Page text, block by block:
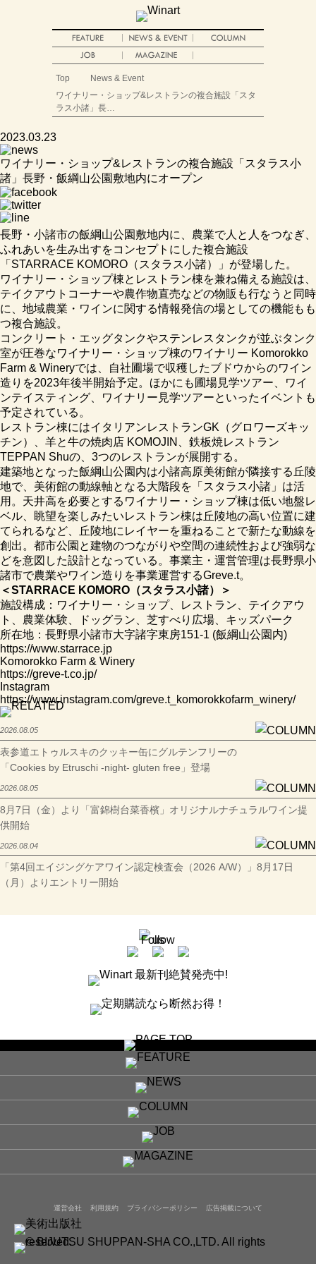
Top
News & Event
ワイナリー・ショップ&レストランの複合施設「スタ
ラス小諸」長…
2023.03.23
ワイナリー・ショップ&レストランの複合施設「スタラス小
諸」長野・飯綱山公園敷地内にオープン
長野・小諸市の飯綱山公園敷地内に、農業で人と人をつなぎ、
ふれあいを生み出すをコンセプトにした複合施設
「STARRACE KOMORO（スタラス小諸）」が登場した。
ワイナリー・ショップ棟とレストラン棟を兼ね備える施設は、
テイクアウトコーナーや農作物直売などの物販も行なうと同時
に、地域農業・ワインに関する情報発信の場としての機能もも
つ複合施設。
コンクリート・エッグタンクやステンレスタンクが並ぶタンク
室が圧巻なワイナリー・ショップ棟のワイナリー Komorokko
Farm & Wineryでは、自社圃場で収穫したブドウからのワイン
造りを2023年後半開始予定。ほかにも圃場見学ツアー、ワイ
ンテイスティング、ワイナリー見学ツアーといったイベントも
予定されている。
レストラン棟にはイタリアンレストランGK（グロワーズキッ
チン）、羊と牛の焼肉店 KOMOJIN、鉄板焼レストラン
TEPPAN Shuの、3つのレストランが展開する。
建築地となった飯綱山公園内は小諸高原美術館が隣接する丘陵
地で、美術館の動線軸となる大階段を「スタラス小諸」は活
用。天井高を必要とするワイナリー・ショップ棟は低い地盤レ
ベル、眺望を楽しみたいレストラン棟は丘陵地の高い位置に建
てられるなど、丘陵地にレイヤーを重ねることで新たな動線を
創出。都市公園と建物のつながりや空間の連続性および強弱な
どを意図した設計となっている。事業主・運営管理は長野県小
諸市で農業やワイン造りを事業運営するGreve.t。
＜STARRACE KOMORO（スタラス小諸）＞
施設構成：ワイナリー・ショップ、レストラン、テイクアウ
ト、農業体験、ドッグラン、芝すべり広場、キッズパーク
所在地：長野県小諸市大字諸字東房151-1 (飯綱山公園内)
https://www.starrace.jp
Komorokko Farm & Winery
https://greve-t.co.jp/
Instagram
https://www.instagram.com/greve.t_komorokkofarm_winery/
2026.08.05
表参道エトゥルスキのクッキー缶にグルテンフリーの
「Cookies by Etruschi -night- gluten free」登場
2026.08.05
8月7日（金）より「富錦樹台菜香檳」オリジナルナチュラルワイン提
供開始
2026.08.04
「第4回エイジングケアワイン認定検査会（2026 A/W）」8月17日
（月）よりエントリー開始
運営会社 利用規約 プライバシーポリシー 広告掲載について